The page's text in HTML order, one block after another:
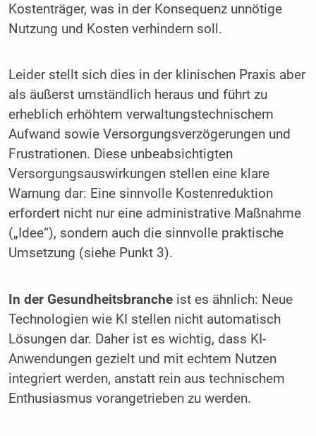
Kostenträger, was in der Konsequenz unnötige
Nutzung und Kosten verhindern soll.
Leider stellt sich dies in der klinischen Praxis aber
als äußerst umständlich heraus und führt zu
erheblich erhöhtem verwaltungstechnischem
Aufwand sowie Versorgungsverzögerungen und
Frustrationen. Diese unbeabsichtigten
Versorgungsauswirkungen stellen eine klare
Warnung dar: Eine sinnvolle Kostenreduktion
erfordert nicht nur eine administrative Maßnahme
(„Idee“), sondern auch die sinnvolle praktische
Umsetzung (siehe Punkt 3).
In der Gesundheitsbrancheist es ähnlich: Neue
Technologien wie KI stellen nicht automatisch
Lösungen dar. Daher ist es wichtig, dass KI-
Anwendungen gezielt und mit echtem Nutzen
integriert werden, anstatt rein aus technischem
Enthusiasmus vorangetrieben zu werden.